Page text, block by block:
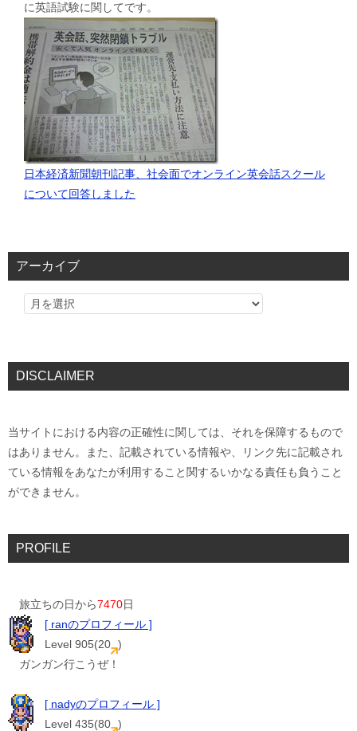
に英語試験に関してです。
日本経済新聞朝刊記事、社会面でオンライン英会話スクール
について回答しました
アーカイブ
DISCLAIMER
当サイトにおける内容の正確性に関しては、それを保障するもので
はありません。また、記載されている情報や、リンク先に記載され
ている情報をあなたが利用すること関するいかなる責任も負うこと
ができません。
PROFILE
旅立ちの日から7470日
[ ranのプロフィール ]
Level 905(20 )
ガンガン行こうぜ！
[ nadyのプロフィール ]
Level 435(80 )